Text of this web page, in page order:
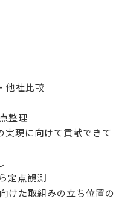
他社比較
整理
現に向けて貢献できて
定点観測
けた取組みの立ち位置の